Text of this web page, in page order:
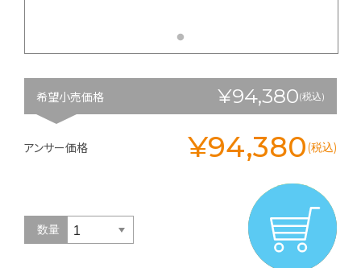
希望小売価格 ¥94,380(税込)
アンサー価格 ¥94,380 (税込)
数量